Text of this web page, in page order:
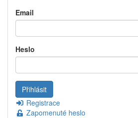
Email
Heslo
Registrace
Zapomenuté heslo